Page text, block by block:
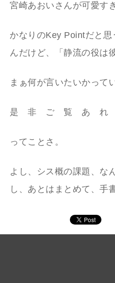
宮崎あおいさんが可愛す
かなりのKey Pointだと思
んだけど、「静流の役は
まぁ何が言いたいかって
是 非 ご 覧 あ れ
ってことさ。
よし、シス概の課題、な
し、あとはまとめて、手